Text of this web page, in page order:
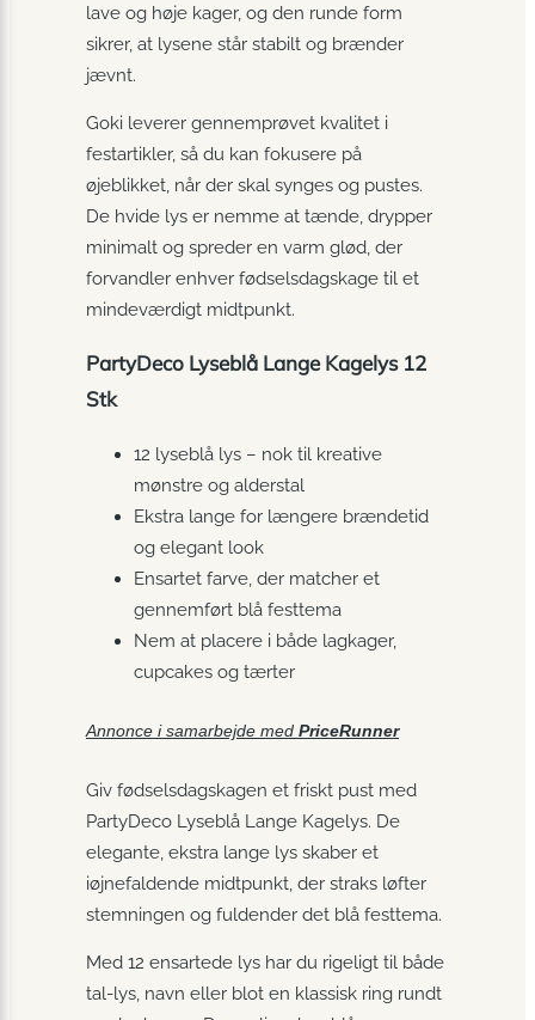
lave og høje kager, og den runde form
sikrer, at lysene står stabilt og brænder
jævnt.
Goki leverer gennemprøvet kvalitet i
festartikler, så du kan fokusere på
øjeblikket, når der skal synges og pustes.
De hvide lys er nemme at tænde, drypper
minimalt og spreder en varm glød, der
forvandler enhver fødselsdagskage til et
mindeværdigt midtpunkt.
PartyDeco Lyseblå Lange Kagelys 12
Stk
12 lyseblå lys – nok til kreative
mønstre og alderstal
Ekstra lange for længere brændetid
og elegant look
Ensartet farve, der matcher et
gennemført blå festtema
Nem at placere i både lagkager,
cupcakes og tærter
Annonce i samarbejde med PriceRunner
Giv fødselsdagskagen et friskt pust med
PartyDeco Lyseblå Lange Kagelys. De
elegante, ekstra lange lys skaber et
iøjnefaldende midtpunkt, der straks løfter
stemningen og fuldender det blå festtema.
Med 12 ensartede lys har du rigeligt til både
tal­-lys, navn eller blot en klassisk ring rundt